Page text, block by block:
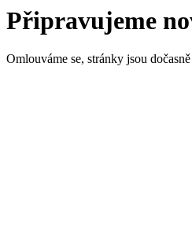
Připravujeme
Omlouváme se, stránky jsou